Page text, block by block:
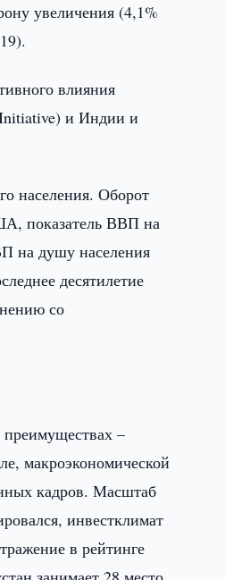
увеличения (4,1%
влияния
Initiative) и Индии и
населения. Оборот
показатель ВВП на
на душу населения
десятилетие
со
–
макроэкономической
кадров. Масштаб
инвестклимат
в рейтинге